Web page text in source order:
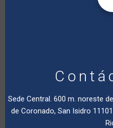
Sede Central. 600 m. noreste
de Coronado, San Isidro